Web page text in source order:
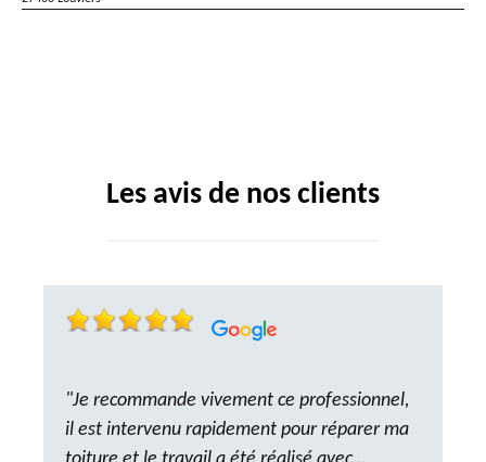
Les avis de nos clients
"Je recommande vivement ce professionnel,
il est intervenu rapidement pour réparer ma